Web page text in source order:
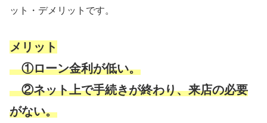
ット・デメリットです。
メリット
①ローン金利が低い。
②ネット上で手続きが終わり、来店の必要
がない。